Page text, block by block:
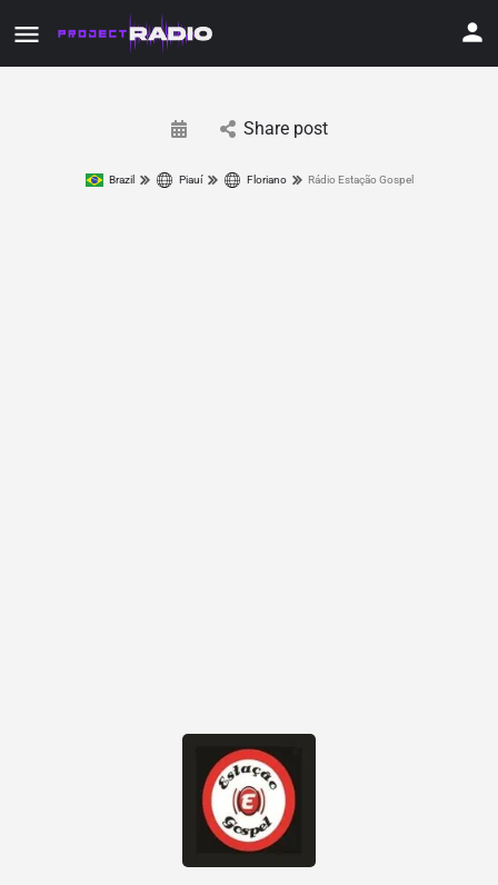
Share post
Brazil Piauí Floriano Rádio Estação Gospel